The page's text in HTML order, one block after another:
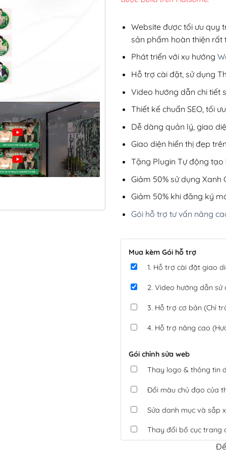
Website được tối ưu quy
sản phẩm hoàn thiện rất
Phát triển với xu hướng
Hỗ trợ cài đặt, sử dụng
Video hướng dẫn chi tiết
Thiết kế chuẩn SEO, tối
Dễ dàng quản lý, giao
Giao diện hiển thị đẹp
Tặng Plugin Tự động tạo
Giảm 50% sử dụng Xanh
Giảm 50% khi đăng ký
Gói hỗ trợ tư vấn nâng
Mua kèm Gói hỗ trợ
1. Hỗ trợ cài đặt giao
2. Video hướng dẫn
3. Hỗ trợ cơ bản (Chỉ
4. Hỗ trợ nâng cao
Gói chỉnh sửa web
Thay logo & thông tin
Đổi màu chủ đạo của
Sửa danh mục và sắp
Thay đổi bố cục trang
Tích hợp thanh toán